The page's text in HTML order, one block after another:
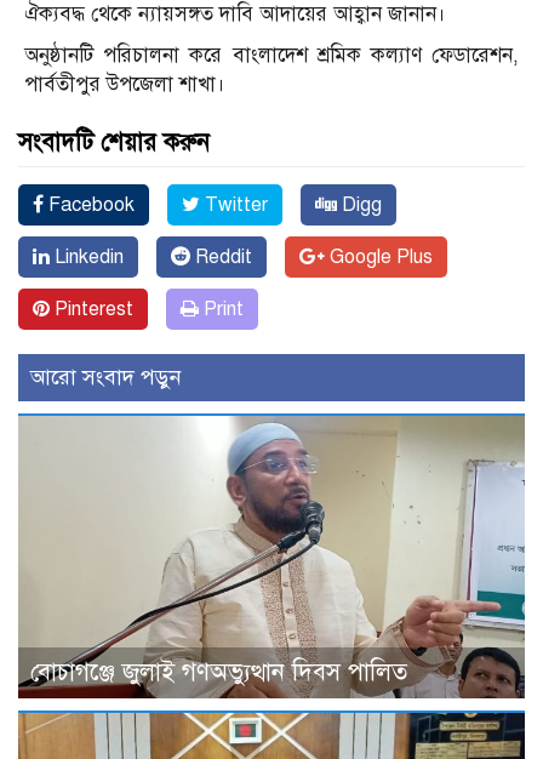
ঐক্যবদ্ধ থেকে ন্যায়সঙ্গত দাবি আদায়ের আহ্বান জানান।
অনুষ্ঠানটি পরিচালনা করে বাংলাদেশ শ্রমিক কল্যাণ ফেডারেশন,
পার্বতীপুর উপজেলা শাখা।
সংবাদটি শেয়ার করুন
Facebook Twitter Digg
Linkedin Reddit Google Plus
Pinterest Print
আরো সংবাদ পড়ুন
বোচাগঞ্জে জুলাই গণঅভ্যুত্থান দিবস পালিত